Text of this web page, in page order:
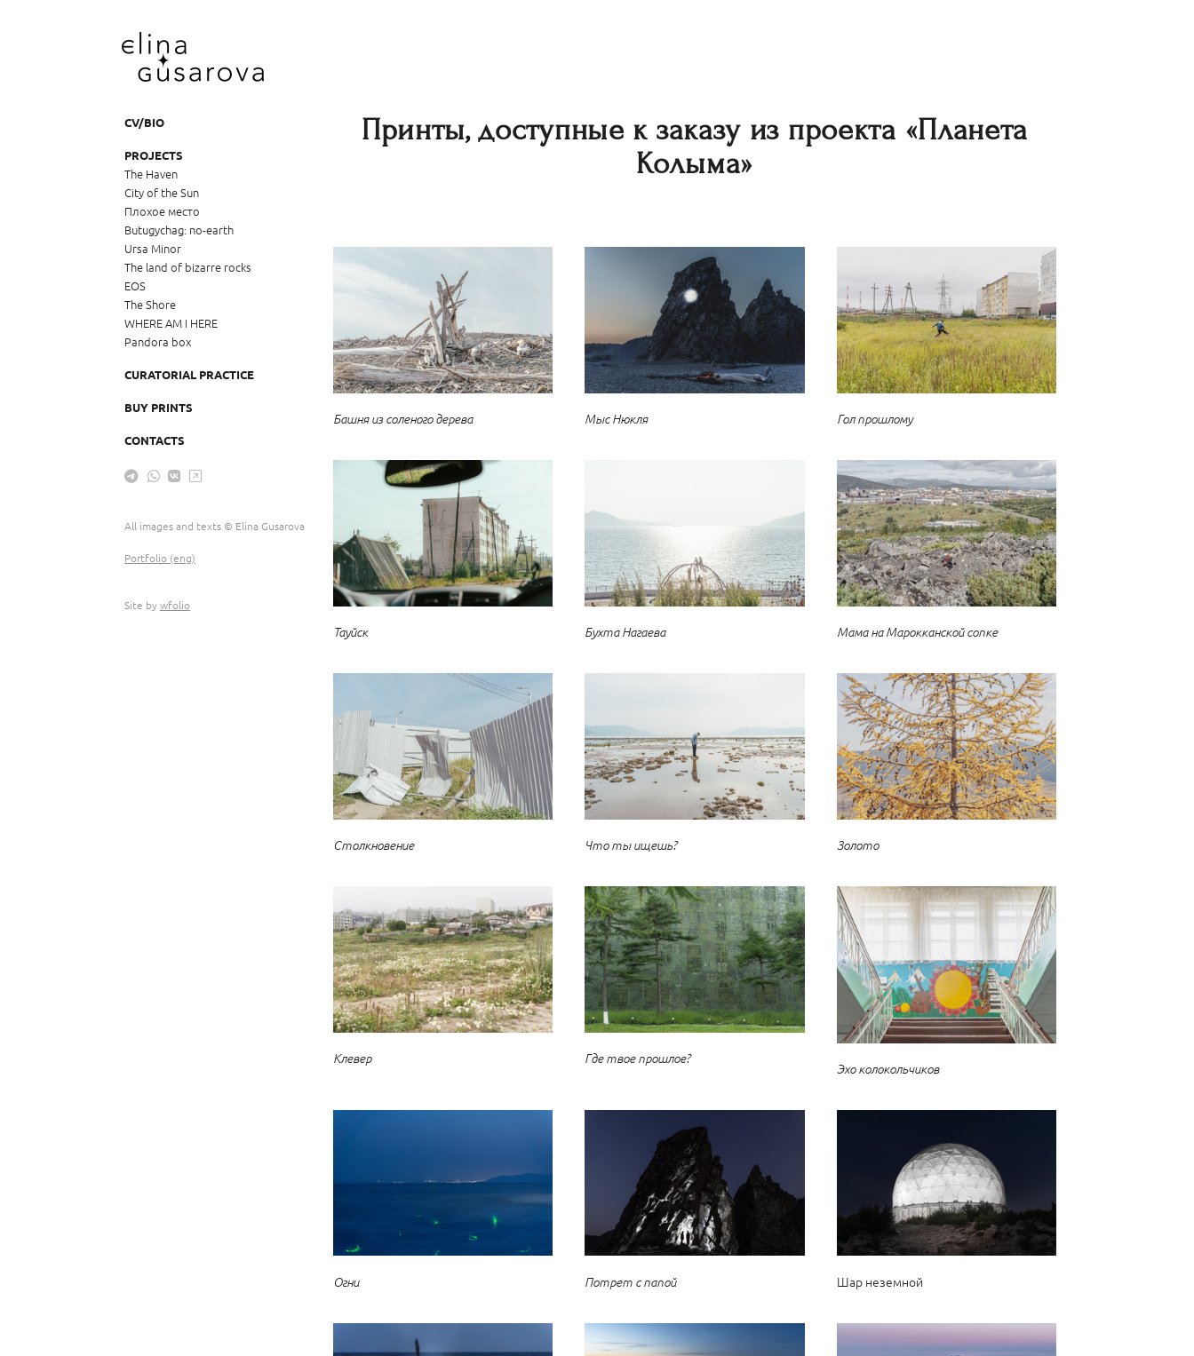
CV/BIO
PROJECTS
The Haven
City of the Sun
Плохое место
Butugychag: no-earth
Ursa Minor
The land of bizarre rocks
EOS
The Shore
WHERE AM I HERE
Pandora box
CURATORIAL PRACTICE
BUY PRINTS
СONTACTS
All images and texts © Elina Gusarova
Portfolio (eng)
Site bywfolio
Принты, доступные к заказу из проекта «Планета
Колыма»
Башня из соленого дерева Мыс Нюкля Гол прошлому
Тауйск Бухта Нагаева Мама на Марокканской сопке
Столкновение Что ты ищешь? Золото
Клевер Где твое прошлое?
Эхо колокольчиков
Огни Потрет с папой Шар неземной